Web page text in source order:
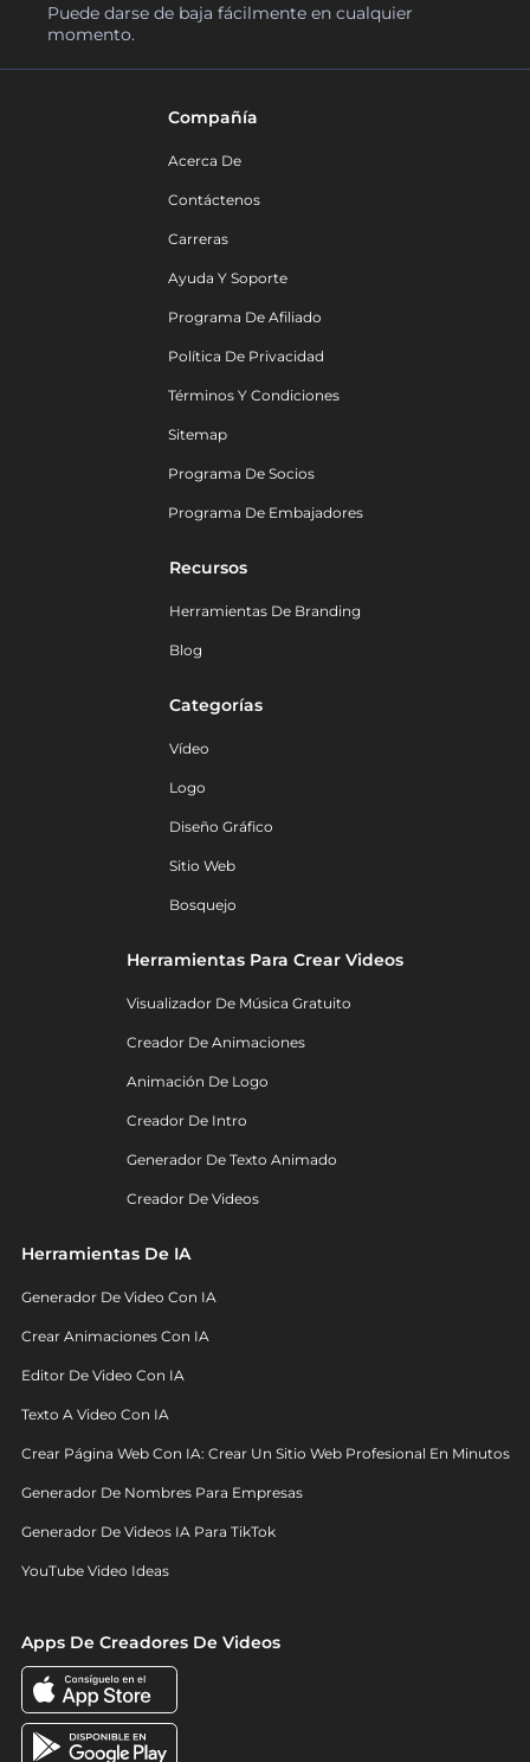
Puede darse de baja fácilmente en cualquier
momento.
Compañía
Acerca De
Contáctenos
Carreras
Ayuda Y Soporte
Programa De Afiliado
Política De Privacidad
Términos Y Condiciones
Sitemap
Programa De Socios
Programa De Embajadores
Recursos
Herramientas De Branding
Blog
Categorías
Vídeo
Logo
Diseño Gráfico
Sitio Web
Bosquejo
Herramientas Para Crear Videos
Visualizador De Música Gratuito
Creador De Animaciones
Animación De Logo
Creador De Intro
Generador De Texto Animado
Creador De Videos
Herramientas De IA
Generador De Video Con IA
Crear Animaciones Con IA
Editor De Video Con IA
Texto A Video Con IA
Crear Página Web Con IA: Crear Un Sitio Web Profesional En Minutos
Generador De Nombres Para Empresas
Generador De Videos IA Para TikTok
YouTube Video Ideas
Apps De Creadores De Videos